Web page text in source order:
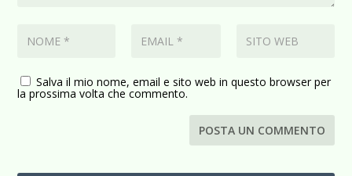
Salva il mio nome, email e sito web in questo browser per
la prossima volta che commento.